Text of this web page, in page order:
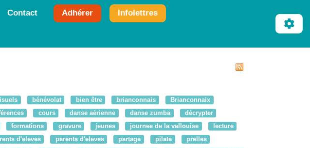
Contact Adhérer Infolettres
bénévolat bien être brianconnais
Brianconnaix
cours danse aérienne danse zumba
décrypter
formations gravure jeunes journee de la vallouise
lecture
d'eleves parents d'eleves partage pilate
prelles